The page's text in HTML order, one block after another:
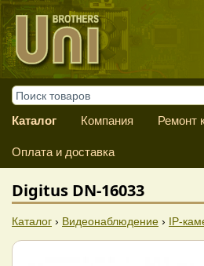
Каталог Компания Ремонт
Оплата и доставка
Digitus DN-16033
Каталог › Видеонаблюдение › IP-